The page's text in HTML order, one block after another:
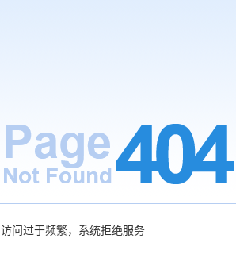
访问过于频繁，系统拒绝服务